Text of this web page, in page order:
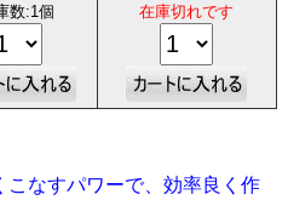
数:1個 在庫切れです
なすパワーで、効率良く作